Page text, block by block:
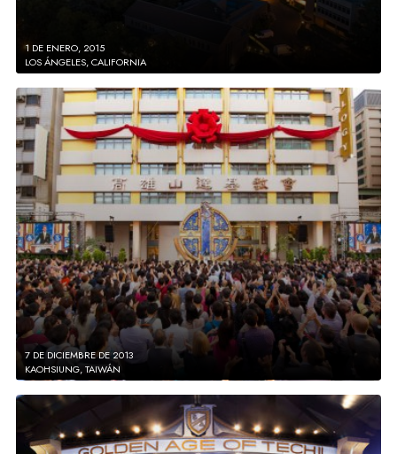
1 DE ENERO, 2015
LOS ÁNGELES, CALIFORNIA
7 DE DICIEMBRE DE 2013
KAOHSIUNG, TAIWÁN